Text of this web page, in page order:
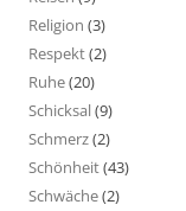
Religion (3)
Respekt(2)
Ruhe(20)
Schicksal(9)
Schmerz(2)
Schönheit(43)
Schwäche(2)